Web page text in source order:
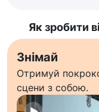
Як зробити
Знімай
Отримуй
сцени з собою.